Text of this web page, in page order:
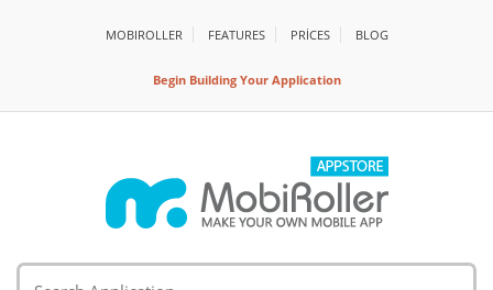
MOBIROLLER FEATURES PRİCES BLOG
Begin Building Your Application